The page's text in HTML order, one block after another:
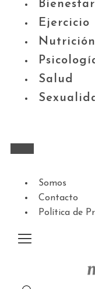
Bienestar
Ejercicio
Nutrición
Salud
Somos
Contacto
Política de